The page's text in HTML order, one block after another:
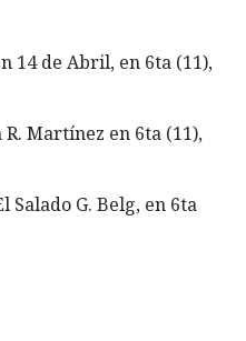
14 de Abril, en 6ta (11),
Martínez en 6ta (11),
Salado G. Belg, en 6ta